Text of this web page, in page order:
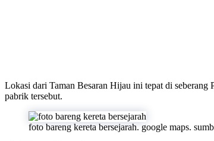
Lokasi dari Taman Besaran Hijau ini tepat di seberang
pabrik tersebut.
foto bareng kereta bersejarah. google maps.